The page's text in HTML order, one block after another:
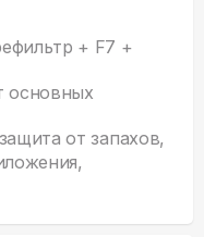
+ F7 +
основных
от запахов,